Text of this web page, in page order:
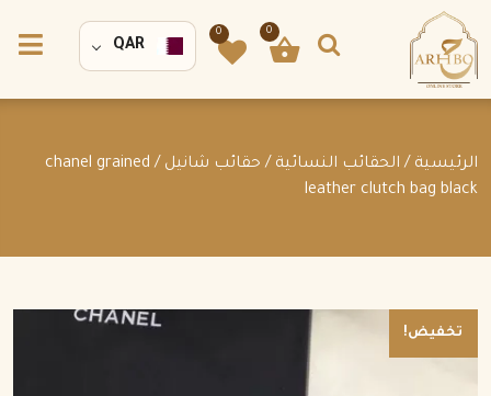
0
0
QAR
الرئيسية / الحقائب النسائية / حقائب شانيل
/ chanel grained
leather clutch bag black
تخفيض!